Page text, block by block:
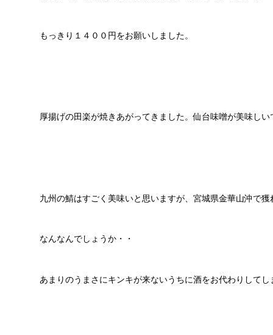
もっきり１４００円をお願いしました。
厚揚げの田楽が焼きあがってきました。仙台味噌が美味しい
九州の鯖はすごく美味いと思いますが、宮城県金華山沖で
なんなんでしょうか・・
あまりのうまさにキンキが来ないうちに酒をお代わりしてし